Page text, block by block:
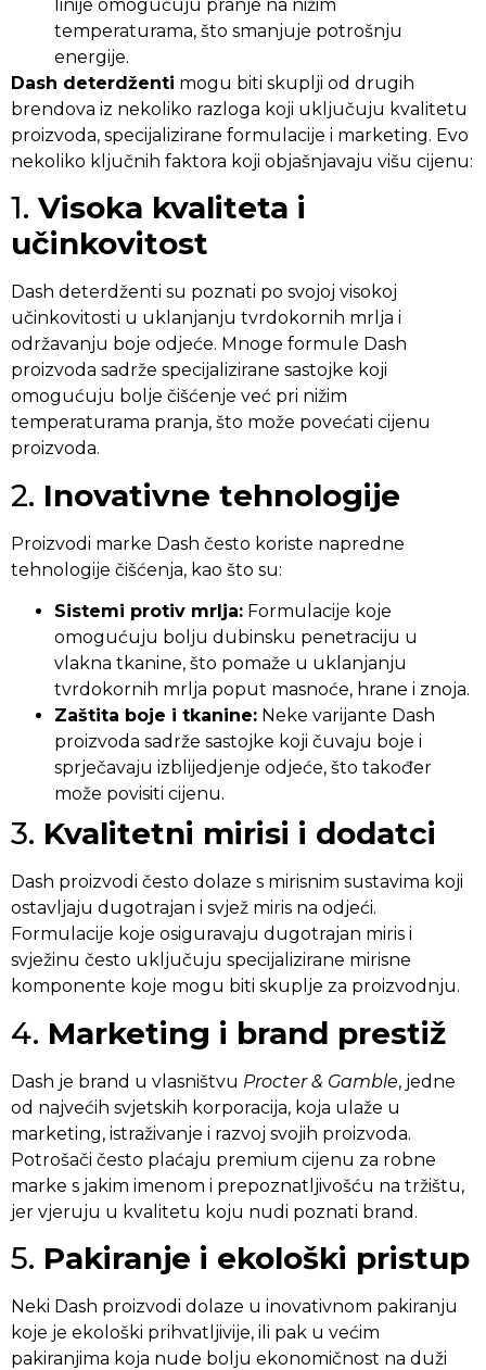
linije omogućuju pranje na nižim
temperaturama, što smanjuje potrošnju
energije.
Dash deterdženti mogu biti skuplji od drugih
brendova iz nekoliko razloga koji uključuju kvalitetu
proizvoda, specijalizirane formulacije i marketing. Evo
nekoliko ključnih faktora koji objašnjavaju višu cijenu:
1. Visoka kvaliteta i
učinkovitost
Dash deterdženti su poznati po svojoj visokoj
učinkovitosti u uklanjanju tvrdokornih mrlja i
održavanju boje odjeće. Mnoge formule Dash
proizvoda sadrže specijalizirane sastojke koji
omogućuju bolje čišćenje već pri nižim
temperaturama pranja, što može povećati cijenu
proizvoda.
2. Inovativne tehnologije
Proizvodi marke Dash često koriste napredne
tehnologije čišćenja, kao što su:
Sistemi protiv mrlja: Formulacije koje
omogućuju bolju dubinsku penetraciju u
vlakna tkanine, što pomaže u uklanjanju
tvrdokornih mrlja poput masnoće, hrane i znoja.
Zaštita boje i tkanine: Neke varijante Dash
proizvoda sadrže sastojke koji čuvaju boje i
sprječavaju izblijedjenje odjeće, što također
može povisiti cijenu.
3. Kvalitetni mirisi i dodatci
Dash proizvodi često dolaze s mirisnim sustavima koji
ostavljaju dugotrajan i svjež miris na odjeći.
Formulacije koje osiguravaju dugotrajan miris i
svježinu često uključuju specijalizirane mirisne
komponente koje mogu biti skuplje za proizvodnju.
4. Marketing i brand prestiž
Dash je brand u vlasništvu Procter & Gamble, jedne
od najvećih svjetskih korporacija, koja ulaže u
marketing, istraživanje i razvoj svojih proizvoda.
Potrošači često plaćaju premium cijenu za robne
marke s jakim imenom i prepoznatljivošću na tržištu,
jer vjeruju u kvalitetu koju nudi poznati brand.
5. Pakiranje i ekološki pristup
Neki Dash proizvodi dolaze u inovativnom pakiranju
koje je ekološki prihvatljivije, ili pak u većim
pakiranjima koja nude bolju ekonomičnost na duži